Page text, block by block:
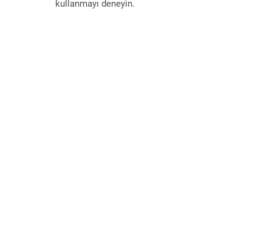
kullanmayı deneyin.